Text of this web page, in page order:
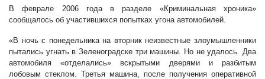
В феврале 2006 года в разделе «Криминальная хроника»
сообщалось об участившихся попытках угона автомобилей.
«В ночь с понедельника на вторник неизвестные злоумышленники
пытались угнать в Зеленоградске три машины. Но не удалось. Два
автомобиля «отделались» вскрытыми дверями и разбитым
лобовым стеклом. Третья машина, после получения оперативной